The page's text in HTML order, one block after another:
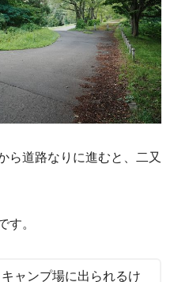
ら道路なりに進むと、二又
す。
ャンプ場に出られるけ